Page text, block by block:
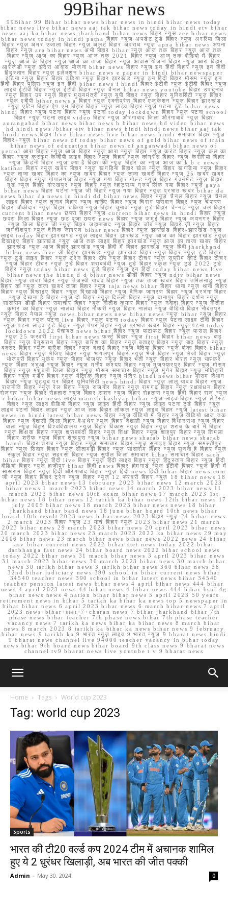
99Bihar news
99Bihar 99 Bihar bihar news bihar news in hindi bihar news today
bihar news live bihar news aaj tak bihar news today in hindi etv bihar
news aaj ka bihar news jharkhand bihar news बिहार न्यूस zee bihar news
bihar news today in hindi patna बिहार न्यूज़ अपडेट टुडे बिहार न्यूज़ अररिया जिला
बिहार न्यूज़ अमर उजाला बिहार न्यूज़ अलर्ट बिहार अपराध न्यूज़ apna bihar news अपना
बिहार न्यूज़ ara bihar news अभी बिहार bihar न्यूज़ आज तक बिहार न्यूज़ आज तक
बिहार न्यूज़ आज का बिहार न्यूज़ आज तक 2021 बिहार न्यूज़ आज तक वीडियो में बिहार
न्यूज़ आज के बिहार न्यूज़ आज का ताजा बिहार न्यूज़ आवास योजना बिहार न्यूज़ आरा बिहार
आरजेडी न्यूज़ इंदिरा आवास योजना bihar news बिहार न्यूज़ इन हिंदी बिहार न्यूज़ इन हिंदी
हिंदुस्तान बिहार न्यूज़ इलेक्शन bihar news e paper in hindi bihar newspaper
इंडिया न्यूज़ बिहार बिहार इंडिया न्यूज़ बिहार झारखंड न्यूज़ इन हिंदी बिहार मौसम न्यूज़ इन
हिंदी बिहार पुलिस न्यूज़ इन हिंदी bihar news i hindi बिहार ईटीवी न्यूज़ ईटीवी बिहार न्यूज़
लाइव ईटीवी बिहार न्यूज़ ईटीवी बिहार न्यूज़ चैनल bihar news youtube बिहार उपचुनाव
न्यूज़ बिहार उप न्यूज़ बिहार मुख्यमंत्री न्यूज़ यूपी बिहार न्यूज़ बिहार यूनिवर्सिटी न्यूज़ बिहार
न्यूज़ एबीपी bihar news a बिहार न्यूज़ एक्सप्रेस बिहार एजुकेशन न्यूज़ बिहार झारखंड
न्यूज़ एटिन बिहार ऐप एम बिहार बिहार न्यूज़ लाइव बिहार न्यूज़ पटना टुडे bihar news
hindi बिहार न्यूज़ पटना बिहार न्यूज़ पटना today lockdown बिहार न्यूज़ पटना school
बिहार न्यूज़ पटना लाइव video बिहार न्यूज़ औरंगाबाद जिला औरंगाबाद न्यूज़ बिहार
aurangabad bihar news bihar news h bihar news hd video bihar news
hd hindi news /bihar etv bihar news hindi hindi news bihar aaj tak
hindi news बिहार live bihar news live bihar news hindi समाचार बिहार न्यूज़
बिहार+न्यूज़ bihar news of today bihar news of gold bihar news of train
bihar news of education bihar news of anganwadi bihar news of
petrol आरा बिहार न्यूज़ आज बिहार न्यूज़ आरा न्यूज़ बिहार न्यूज़ करंट बिहार न्यूज़ कल का
बिहार न्यूज़ क्राइम केजीपी लाइव बिहार न्यूज़ बिहार न्यूज़ कांग्रेस बिहार न्यूज़ केसरिया बिहार
न्यूज़ किडनी बिहार न्यूज़ क्या है बिहार की न्यूज़ बिहार का न्यूज़ आज का k b c news
katihar बिहार न्यूज़ खबर बिहार न्यूज़ खगड़िया बिहार खेल न्यूज़ बिहार खगड़िया न्यूज़ बिहार
न्यूज़ ताजा खबर बिहार का न्यूज़ खबर बिहार न्यूज़ ताजा खबरी बिहार न्यूज़ 25 खबर खबर
बिहार बिहार न्यूज़ गोपालगंज बिहार न्यूज़ गया बिहार गोल्ड न्यूज़ बिहार गवर्नमेंट न्यूज़ बिहार
गुड न्यूज़ बिहार गोरखपुर न्यूज़ बिहार न्यूज़ व्हाट्सप्प ग्रुप लिंक गया बिहार न्यूज़ gaya
bihar news बिहार घटना न्यूज़ जी बिहार न्यूज़ गया बिहार न्यूज़ प्रभात खबर bihar da
news bihar da news in hindi dd bihar news बिहार न्यूज़ चैनल बिहार न्यूज़ चैनल
लाइव बिहार न्यूज़ चुनाव बिहार न्यूज़ चाहिए बिहार न्यूज़ चिराग पासवान बिहार न्यूज़ चंपारण
बिहार चौकीदार न्यूज़ बिहार चकिया न्यूज़ बिहार चुनाव न्यूज़ टुडे बिहार चेन्नई न्यूज़ चल बिहार
current bihar news छपरा बिहार न्यूज़ current bihar news in hindi बिहार न्यूज़
छपरा जिला बिहार न्यूज़ छठ पूजा छपरा news बिहार न्यूज़ जमुई बिहार न्यूज़ जयनगर बिहार
न्यूज़ जिला बिहार जी न्यूज़ बिहार जहानाबाद न्यूज़ बिहार जॉब न्यूज़ बिहार ज़ी न्यूज़ बिहार
जगदीशपुर न्यूज़ दैनिक जागरण bihar news बिहार न्यूज़ झारखंड बिहार-झारखंड न्यूज़
लाइव today बिहार झारखण्ड न्यूज़ लाइव बिहार झारखंड न्यूज़ आज का बिहार झारखंड न्यूज़
दिखाइए बिहार झारखंड न्यूज़ आज तक लाइव बिहार झारखंड न्यूज़ आज का ताजा खबर बिहार
झारखंड न्यूज़ आज बिहार झारखंड न्यूज़ हिंदी में बिहार झारखंड न्यूज़ हिंदी jharkhand
bihar news live जी बिहार-झारखंड न्यूज़ झारखंड बिहार न्यूज़ बिहार न्यूज़ टुडे बिहार
न्यूज़ टुडे लाइव बिहार न्यूज़ ट्रेन बिहार टॉप न्यूज़ बिहार टीचर न्यूज़ सुप्रीम कोर्ट बिहार टीचर
न्यूज़ बिहार टीचर न्यूज़ टुडे बिहार शराबबंदी न्यूज़ टुडे बिहार स्कूल न्यूज़ टुडे 2022 टुडे
बिहार न्यूज़ today bihar news टुडे बिहार न्यूज़ इन हिंदी today bihar news live
bihar news the hindu d d bihar news डीडी बिहार न्यूज़ ndtv bihar news
बिहार न्यूज़ ताजा बिहार न्यूज़ तेजस्वी यादव बिहार न्यूज़ तक ताजा खबर बिहार तमिलनाडु न्यूज़
बिहार का न्यूज़ ताजा खबर ताजा बिहार न्यूज़ taja news bihar बिहार थाना न्यूज़ थाना बिहार
बिहार न्यूज़ दिखाइए बिहार न्यूज़ दिखाओ बिहार न्यूज़ दैनिक जागरण बिहार न्यूज़ दरभंगा बिहार
न्यूज़ देखना है बिहार न्यूज़ दो बिहार न्यूज़ दिल्ली बिहार न्यूज़ दानापुर बिहार दर्शन न्यूज़
सासाराम डीडी बिहार समाचार बिहार न्यूज़ नीतीश कुमार बिहार न्यूज़ नवादा बिहार न्यूज़ नीतीश
कुमार का बिहार न्यूज़ नालंदा बिहार नौकरी न्यूज़ बिहार नालंदा न्यूज़ वीडियो बिहार नौबतपुर
न्यूज़ बिहार नेपाल न्यूज़ news bihar news new bihar news न्यूज़ bihar न्यूज़ बिहार
न्यूज़ बिहार न्यूज़ पटना live बिहार न्यूज़ पटना today बिहार न्यूज़ पटना लाइव टीवी बिहार
न्यूज़ पटना लाइव टुडे बिहार न्यूज़ पेपर बिहार न्यूज़ प्रभात खबर बिहार न्यूज़ पटना today
lockdown 2022 पंचायत news bihar बिहार न्यूज़ फटाफट बिहार न्यूज़ फसल बिहार
न्यूज़ 25 फरवरी first bihar news फर्स्ट बिहार न्यूज़ first बिहार bihar news बाढ़
बिहार न्यूज़ बेगूसराय बिहार न्यूज़ बारिश का बिहार न्यूज़ बताइए बिहार न्यूज़ बाढ़ बिहार न्यूज़
बक्सर बिहार न्यूज़ बारिश बिहार न्यूज़ बताएं बिहार न्यूज़ बेतिया बिहार न्यूज़ बांका बिहार bihar
news बिहार न्यूज़ भेजिए बिहार न्यूज़ भागलपुर बिहार न्यूज़ भेजें बिहार न्यूज़ भेजो बिहार न्यूज़
भोजपुरी बिहार भूकंप न्यूज़ बिहार भोजपुर न्यूज़ बिहार भर्ती न्यूज़ बिहार भारत न्यूज़ भास्कर
न्यूज़ बिहार भभुआ न्यूज़ बिहार न्यूज़ मनीष कश्यप बिहार न्यूज़ मुजफ्फरपुर बिहार न्यूज़ मौसम
बिहार न्यूज़ मधुबनी जिला बिहार न्यूज़ मौसम समाचार बिहार न्यूज़ मुंगेर बिहार न्यूज़ मोतिहारी
बिहार न्यूज़ मर्डर बिहार न्यूज़ मैट्रिक बिहार न्यूज़ मंदिर hindi news bihar मौसम विभाग
बिहार न्यूज़ यूट्यूब पर बिहार यूनिवर्सिटी news hindi बिहार न्यूज़ लालू यादव बिहार न्यूज़
राजनीति बिहार न्यूज़ रेल बिहार न्यूज़ राजगीर बिहार न्यूज़ रामगढ़ बिहार न्यूज़ रक्षाबंधन बिहार
रोजगार न्यूज़ बिहार रोहतास न्यूज़ बिहार राशन न्यूज़ बिहार रोहतास न्यूज़ हिंदी बिहार राज न्यूज़
r bihar bihar news लाइव manish kashyap bihar न्यूज़ लाइव बिहार न्यूज़ लेटेस्ट
बिहार न्यूज़ लाइव वीडियो बिहार न्यूज़ लाइव हिंदी बिहार न्यूज़ लाइव पटना टुडे बिहार न्यूज़
लाइव पटना बिहार लाइव न्यूज़ आज तक बिहार लोकल न्यूज़ लाइव बिहार न्यूज़ latest bihar
news in hindi latest bihar news बिहार न्यूज़ वीडियो में बिहार न्यूज़ वीडियो आज तक
बिहार न्यूज़ वैशाली जिला बिहार वेअथेर न्यूज़ बिहार वैशाली न्यूज़ बिहार विधानसभा न्यूज़ बिहार
वाला न्यूज़ बिहार विश्वविद्यालय न्यूज़ बिहार विकास न्यूज़ बिहार न्यूज़ शराब के बारे में बिहार
न्यूज़ शिक्षक बिहार न्यूज़ शराबबंदी बिहार न्यूज़ शिक्षा बिहार न्यूज़ शाहपुर बिहार न्यूज़ शिमला
बिहार शरीफ न्यूज़ बिहार शेखपुरा न्यूज़ bihar news sharab bihar news sharab
bandi बिहार शराब न्यूज़ बिहार न्यूज़ समाचार बिहार न्यूज़ सुनाइए बिहार न्यूज़ समस्तीपुर
बिहार न्यूज़ सिवान बिहार न्यूज़ सीतामढ़ी बिहार न्यूज़ सासाराम बिहार न्यूज़ सुनना है बिहार न्यूज़
स्कूल बिहार न्यूज़ सहरसा बिहार न्यूज़ सुपौल जिला समाचार bihar समाचार बिहार sach
bihar बिहार न्यूज़ हिंदी live बिहार न्यूज़ हिंदी लाइव बिहार न्यूज़ हिंदुस्तान बिहार न्यूज़ हिंदी
वीडियो बिहार न्यूज़ हाजीपुर bihar हिंदी news बिहार होमगार्ड न्यूज़ ईटीवी बिहार न्यूज़ हिंदी में
सासाराम बिहार न्यूज़ हिंदी औरंगाबाद बिहार न्यूज़ हिंदी news हिंदी bihar बिहार news.com
जी न्यूज बिहार बिहार ट्रेन न्यूज़ बिहार न्यूज़ 12 फरवरी बिहार न्यूज़ 18 bihar news 18
april 2023 bihar news 13 february 2023 bihar news 12 march 2023
bihar news 1 march 2023 bihar news 14 march 2023 bihar news 11
march 2023 bihar news 10th exam bihar news 17 march 2023 1st
bihar news 18 bihar news 12 tarikh ka bihar news 12th bihar news 17
july 2005 bihar news 18 march 2023 bihar news news 18 bihar
jharkhand bihar band news 18 june bihar board 10th news bihar
board 10th result 2023 news bihar news 2023 बिहार न्यूज़ 24 bihar news
2 march 2023 बिहार न्यूज़ 23 मार्च बिहार न्यूज़ 2023 bihar news 21 march
2023 bihar news 29 march 2023 bihar news 20 april 2023 bihar news
20 march 2023 bihar news 23 march 2023 2022 ka bihar news 29 may
2006 bihar news 23 march bihar news bihar news 2022 news 24 bihar
asv bihar current news 2022 bihar stet news today 2022 bihar
darbhanga fast news 24 bihar board news 2022 bihar school news
today 2022 bihar news 31 march bihar news 3 april 2023 bihar news
31 march 2023 bihar news 30 march 2023 bihar news 30 march bihar
news 30 tarikh bihar news 3 tarikh bihar news 360 bihar news 38
32nd bihar judiciary news 390 school in bihar current news bihar
34540 teacher news 390 school in bihar latest news bihar 34540
teacher pension latest news bihar news 4 april bihar news 444 bihar
news 4 april 2023 news 44 bihar news 4 bihar news 444 bihar bsnl 4g
bihar news news 4 nation bihar bihar news 5 april 2023 50 years
retirement news in bihar 5 tarikh ka bihar ka news top 5 newspaper in
bihar bihar news 6 april 2023 bihar news 6 march bihar news 7 april
2023 news+bihar+stet+7+charan news 7 bihar jharkhand bihar 7th
phase news bihar teacher 7th phase news bihar 7th phase teacher
vacancy news 7 tarikh ka news bihar ka bihar news 8 march bihar
news 8 march 2023 8 tarikh ka bihar ka news bihar news 9 february
bihar news 9 tarikh ka 9 भारत न्यूज़ लाइव 9 भारत न्यूज़ 9 bharat news hindi
9 bharat news channel live 94000 teacher vacancy in bihar today
news bihar 9th board news bihar board 9th class news 9 bharat news
channel tv9 bharat news live youtube t v 9 bharat news
Home Tags World cup 2023
Tag: world cup 2023
Sports
भारत की टी20 वर्ल्ड कप 2024 टीम में अचानक शामिल
हुए ये 2 धुरंधर खिलाड़ी, अब भारत की जीत पक्की
Admin - May 30, 2024 0